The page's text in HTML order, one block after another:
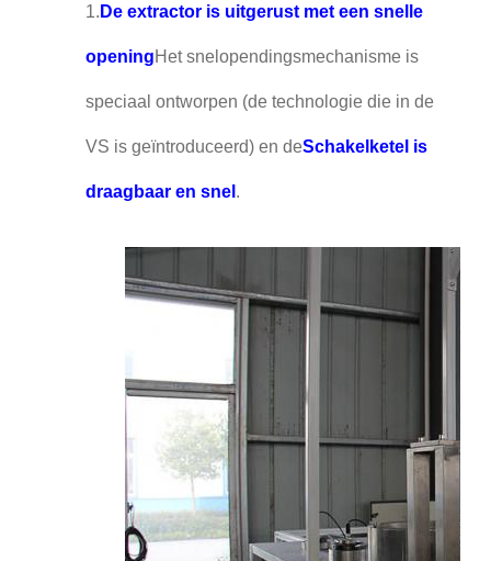
1. De extractor is uitgerust met een snelle
openingHet snelopendingsmechanisme is
speciaal ontworpen (de technologie die in de
VS is geïntroduceerd) en deSchakelketel is
draagbaar en snel .